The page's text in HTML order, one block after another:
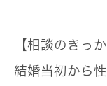
【相談のきっか
結婚当初から